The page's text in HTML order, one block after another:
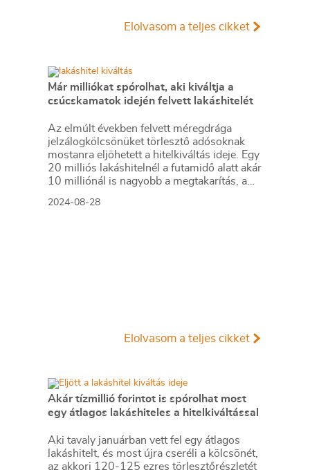
Elolvasom a teljes cikket
Már milliókat spórolhat, aki kiváltja a
csúcskamatok idején felvett lakáshitelét
Az elmúlt években felvett méregdrága
jelzálogkölcsönüket törlesztő adósoknak
mostanra eljöhetett a hitelkiváltás ideje. Egy
20 milliós lakáshitelnél a futamidő alatt akár
10 milliónál is nagyobb a megtakarítás, a
csökkenhet.
2024-08-28
Elolvasom a teljes cikket
Akár tízmillió forintot is spórolhat most
egy átlagos lakáshiteles a hitelkiváltással
Aki tavaly januárban vett fel egy átlagos
lakáshitelt, és most újra cseréli a kölcsönét,
az akkori 120-125 ezres törlesztőrészletét